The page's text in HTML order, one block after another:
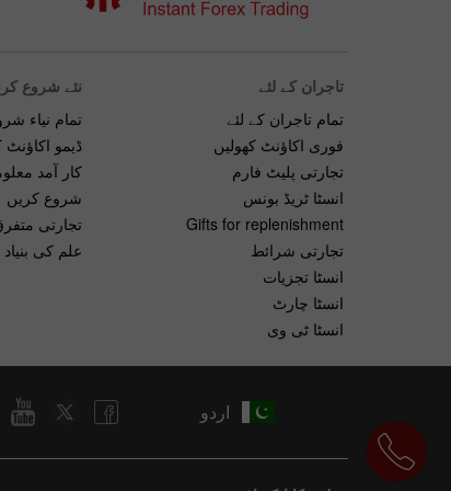
تاجران کے لئے
تمام تاجران کے لئے
فوری اکاؤنٹ کھولیں
تجارتی پلیٹ فارم
انسٹا ٹریڈ بونس
Gifts for replenishment
تجارتی شرائط
انسٹا تجزیات
انسٹا چارٹ
انسٹا ٹی وی
نئے شروع
تمام نیاء
ڈیمو اکاؤنٹ
کار آمد
شروع کریں
تجارتی
علم کی بنیاد
اردو